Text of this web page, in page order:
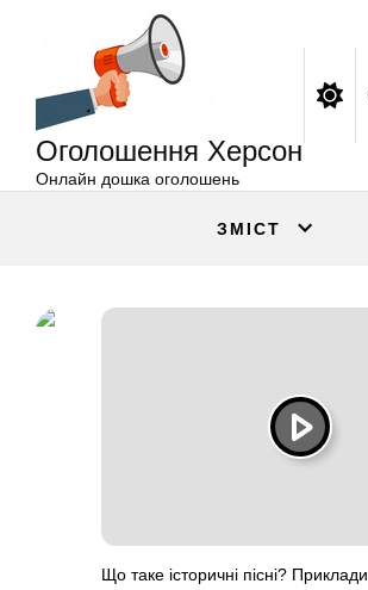
Оголошення Херсон
Онлайн дошка оголошень
ЗМІСТ
Що таке історичні пісні? Приклади